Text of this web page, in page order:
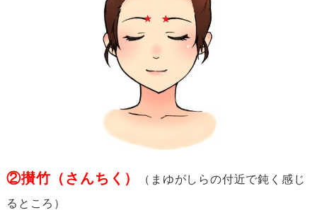
②攅竹（さんちく）
（まゆがしらの付近で鈍く感じ
るところ）